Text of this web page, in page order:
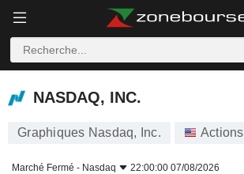
NASDAQ, INC.
NASDAQ, INC.
Graphiques Nasdaq, Inc. Actions
Marché Fermé - Nasdaq 22:00:00 07/08/2026